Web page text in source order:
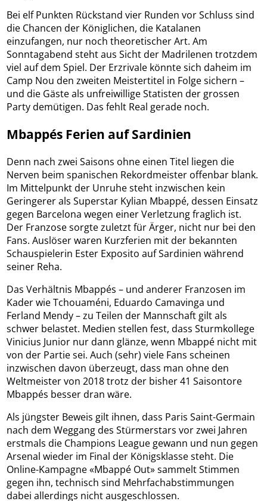
Bei elf Punkten Rückstand vier Runden vor Schluss sind
die Chancen der Königlichen, die Katalanen
einzufangen, nur noch theoretischer Art. Am
Sonntagabend steht aus Sicht der Madrilenen trotzdem
viel auf dem Spiel. Der Erzrivale könnte sich daheim im
Camp Nou den zweiten Meistertitel in Folge sichern –
und die Gäste als unfreiwillige Statisten der grossen
Party demütigen. Das fehlt Real gerade noch.
Mbappés Ferien auf Sardinien
Denn nach zwei Saisons ohne einen Titel liegen die
Nerven beim spanischen Rekordmeister offenbar blank.
Im Mittelpunkt der Unruhe steht inzwischen kein
Geringerer als Superstar Kylian Mbappé, dessen Einsatz
gegen Barcelona wegen einer Verletzung fraglich ist.
Der Franzose sorgte zuletzt für Ärger, nicht nur bei den
Fans. Auslöser waren Kurzferien mit der bekannten
Schauspielerin Ester Exposito auf Sardinien während
seiner Reha.
Das Verhältnis Mbappés – und anderer Franzosen im
Kader wie Tchouaméni, Eduardo Camavinga und
Ferland Mendy – zu Teilen der Mannschaft gilt als
schwer belastet. Medien stellen fest, dass Sturmkollege
Vinicius Junior nur dann glänze, wenn Mbappé nicht mit
von der Partie sei. Auch (sehr) viele Fans scheinen
inzwischen davon überzeugt, dass man ohne den
Weltmeister von 2018 trotz der bisher 41 Saisontore
Mbappés besser dran wäre.
Als jüngster Beweis gilt ihnen, dass Paris Saint-Germain
nach dem Weggang des Stürmerstars vor zwei Jahren
erstmals die Champions League gewann und nun gegen
Arsenal wieder im Final der Königsklasse steht. Die
Online-Kampagne «Mbappé Out» sammelt Stimmen
gegen ihn, technisch sind Mehrfachabstimmungen
dabei allerdings nicht ausgeschlossen.